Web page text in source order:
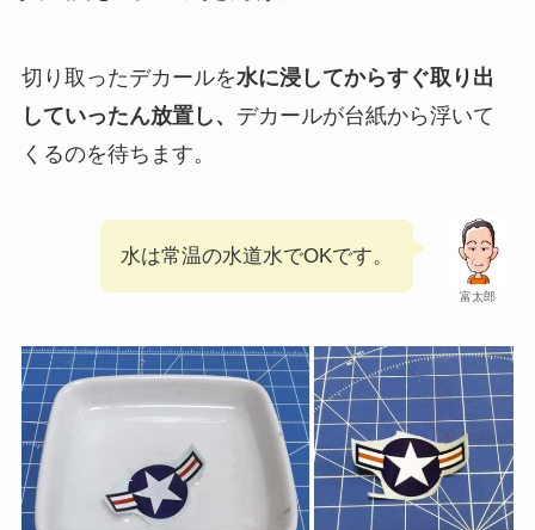
切り取ったデカールを水に浸してからすぐ取り出
していったん放置し、 デカールが台紙から浮いて
くるのを待ちます。
富太郎
水は常温の水道水でOKです。